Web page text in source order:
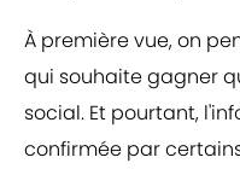
À première vue, on
qui souhaite gagner
social. Et pourtant,
confirmée par